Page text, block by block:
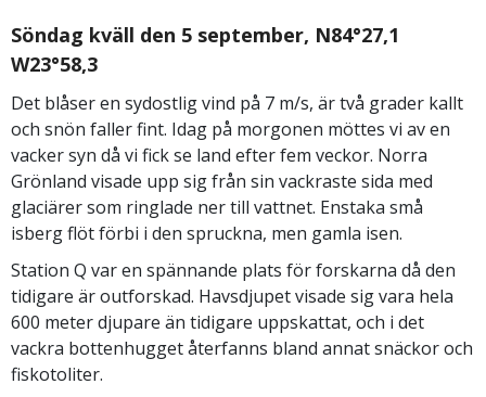
Söndag kväll den 5 september, N84°27,1
W23°58,3
Det blåser en sydostlig vind på 7 m/s, är två grader kallt
och snön faller fint. Idag på morgonen möttes vi av en
vacker syn då vi fick se land efter fem veckor. Norra
Grönland visade upp sig från sin vackraste sida med
glaciärer som ringlade ner till vattnet. Enstaka små
isberg flöt förbi i den spruckna, men gamla isen.
Station Q var en spännande plats för forskarna då den
tidigare är outforskad. Havsdjupet visade sig vara hela
600 meter djupare än tidigare uppskattat, och i det
vackra bottenhugget återfanns bland annat snäckor och
fiskotoliter.